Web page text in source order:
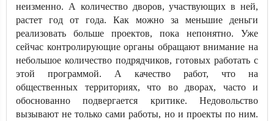
неизменно. А количество дворов, участвующих в ней,
растет год от года. Как можно за меньшие деньги
реализовать больше проектов, пока непонятно. Уже
сейчас контролирующие органы обращают внимание на
небольшое количество подрядчиков, готовых работать с
этой программой. А качество работ, что на
общественных территориях, что во дворах, часто и
обоснованно подвергается критике. Недовольство
вызывают не только сами работы, но и проекты по ним.